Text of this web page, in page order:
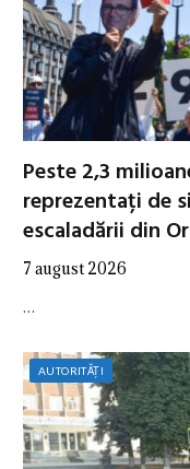
Peste 2,3
reprezentați de
escaladării din
7 august 2026
…
AUTORITĂȚI